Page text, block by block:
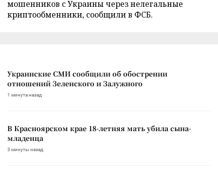
мошенников с Украины через нелегальные
криптообменники, сообщили в ФСБ.
Украинские СМИ сообщили об обострении
отношений Зеленского и Залужного
1 минута назад
В Красноярском крае 18-летняя мать убила сына-
младенца
3 минуты назад